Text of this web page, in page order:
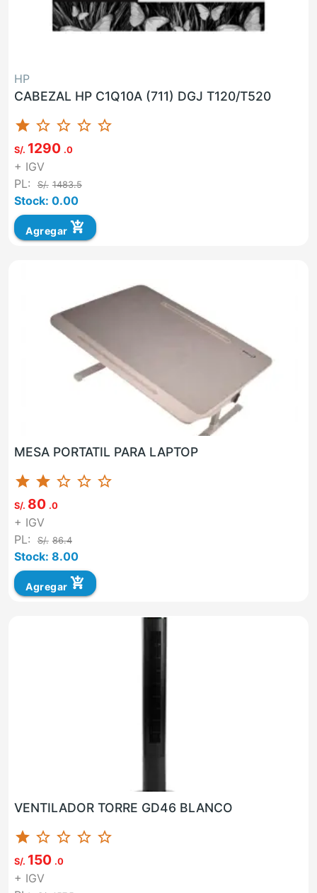
HP
CABEZAL HP C1Q10A (711) DGJ T120/T520
star star_border star_border star_border star_border
S/. 1290 .0
+ IGV
PL:
S/. 1483.5
Stock: 0.00
Agregar add_shopping_cart
MESA PORTATIL PARA LAPTOP
star star star_border star_border star_border
S/. 80 .0
+ IGV
PL:
S/. 86.4
Stock: 8.00
Agregar add_shopping_cart
VENTILADOR TORRE GD46 BLANCO
star star_border star_border star_border star_border
S/. 150 .0
+ IGV